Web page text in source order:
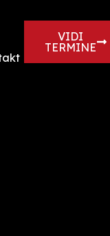
VIDI
TERMINE